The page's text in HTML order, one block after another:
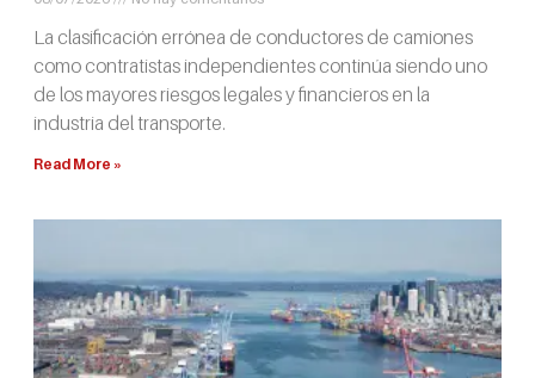
La clasificación errónea de conductores de camiones
como contratistas independientes continúa siendo uno
de los mayores riesgos legales y financieros en la
industria del transporte.
Read More »